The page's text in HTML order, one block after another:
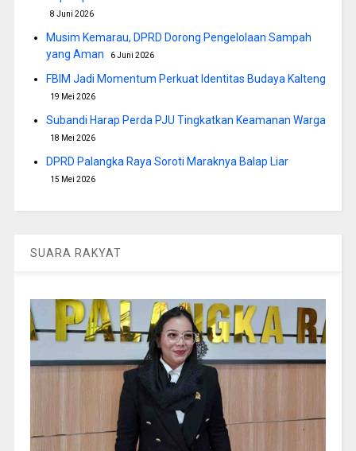
8 Juni 2026
Musim Kemarau, DPRD Dorong Pengelolaan Sampah
yang Aman
6 Juni 2026
FBIM Jadi Momentum Perkuat Identitas Budaya Kalteng
19 Mei 2026
Subandi Harap Perda PJU Tingkatkan Keamanan Warga
18 Mei 2026
DPRD Palangka Raya Soroti Maraknya Balap Liar
15 Mei 2026
SUARA RAKYAT